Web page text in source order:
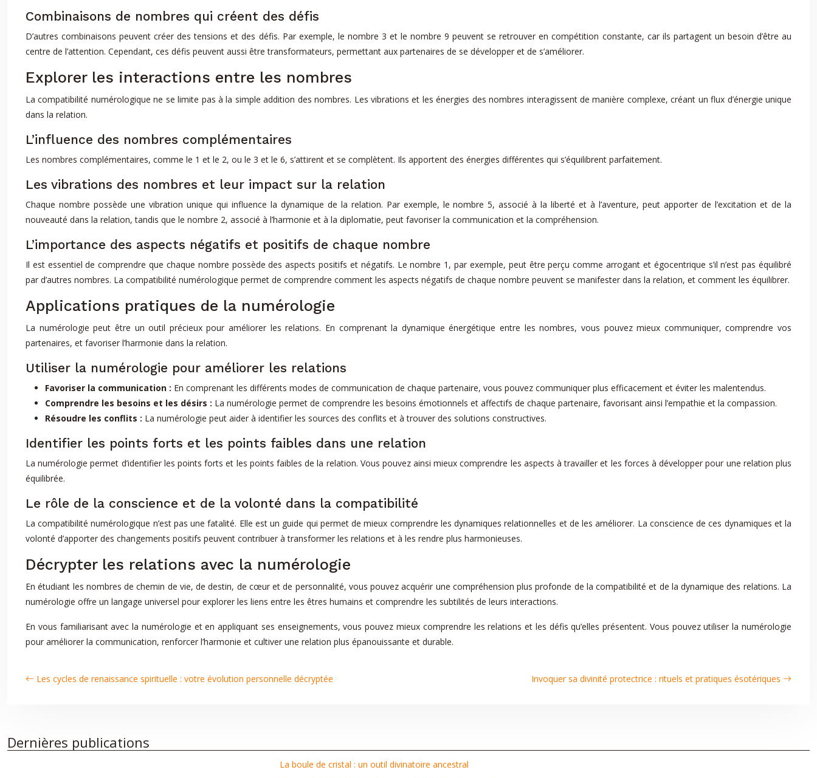
Combinaisons de nombres qui créent des défis
D’autres combinaisons peuvent créer des tensions et des défis. Par exemple, le nombre 3 et le nombre 9 peuvent se retrouver en compétition constante, car ils partagent un besoin d’être au
centre de l’attention. Cependant, ces défis peuvent aussi être transformateurs, permettant aux partenaires de se développer et de s’améliorer.
Explorer les interactions entre les nombres
La compatibilité numérologique ne se limite pas à la simple addition des nombres. Les vibrations et les énergies des nombres interagissent de manière complexe, créant un flux d’énergie unique
dans la relation.
L’influence des nombres complémentaires
Les nombres complémentaires, comme le 1 et le 2, ou le 3 et le 6, s’attirent et se complètent. Ils apportent des énergies différentes qui s’équilibrent parfaitement.
Les vibrations des nombres et leur impact sur la relation
Chaque nombre possède une vibration unique qui influence la dynamique de la relation. Par exemple, le nombre 5, associé à la liberté et à l’aventure, peut apporter de l’excitation et de la
nouveauté dans la relation, tandis que le nombre 2, associé à l’harmonie et à la diplomatie, peut favoriser la communication et la compréhension.
L’importance des aspects négatifs et positifs de chaque nombre
Il est essentiel de comprendre que chaque nombre possède des aspects positifs et négatifs. Le nombre 1, par exemple, peut être perçu comme arrogant et égocentrique s’il n’est pas équilibré
par d’autres nombres. La compatibilité numérologique permet de comprendre comment les aspects négatifs de chaque nombre peuvent se manifester dans la relation, et comment les équilibrer.
Applications pratiques de la numérologie
La numérologie peut être un outil précieux pour améliorer les relations. En comprenant la dynamique énergétique entre les nombres, vous pouvez mieux communiquer, comprendre vos
partenaires, et favoriser l’harmonie dans la relation.
Utiliser la numérologie pour améliorer les relations
Favoriser la communication : En comprenant les différents modes de communication de chaque partenaire, vous pouvez communiquer plus efficacement et éviter les malentendus.
Comprendre les besoins et les désirs : La numérologie permet de comprendre les besoins émotionnels et affectifs de chaque partenaire, favorisant ainsi l’empathie et la compassion.
Résoudre les conflits : La numérologie peut aider à identifier les sources des conflits et à trouver des solutions constructives.
Identifier les points forts et les points faibles dans une relation
La numérologie permet d’identifier les points forts et les points faibles de la relation. Vous pouvez ainsi mieux comprendre les aspects à travailler et les forces à développer pour une relation plus
équilibrée.
Le rôle de la conscience et de la volonté dans la compatibilité
La compatibilité numérologique n’est pas une fatalité. Elle est un guide qui permet de mieux comprendre les dynamiques relationnelles et de les améliorer. La conscience de ces dynamiques et la
volonté d’apporter des changements positifs peuvent contribuer à transformer les relations et à les rendre plus harmonieuses.
Décrypter les relations avec la numérologie
En étudiant les nombres de chemin de vie, de destin, de cœur et de personnalité, vous pouvez acquérir une compréhension plus profonde de la compatibilité et de la dynamique des relations. La
numérologie offre un langage universel pour explorer les liens entre les êtres humains et comprendre les subtilités de leurs interactions.
En vous familiarisant avec la numérologie et en appliquant ses enseignements, vous pouvez mieux comprendre les relations et les défis qu’elles présentent. Vous pouvez utiliser la numérologie
pour améliorer la communication, renforcer l’harmonie et cultiver une relation plus épanouissante et durable.
Les cycles de renaissance spirituelle : votre évolution personnelle décryptée Invoquer sa divinité protectrice : rituels et pratiques ésotériques
Dernières publications
La boule de cristal : un outil divinatoire ancestral